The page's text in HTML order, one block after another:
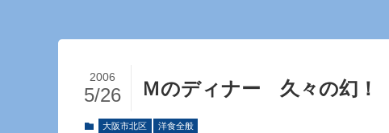
Ｍのディナー 久々の幻！
2006
5/26
大阪市北区 洋食全般